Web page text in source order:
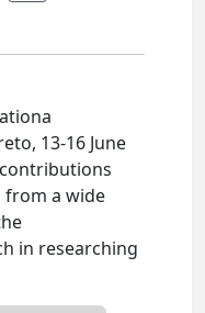
13-16 June
contributions
a wide
in researching